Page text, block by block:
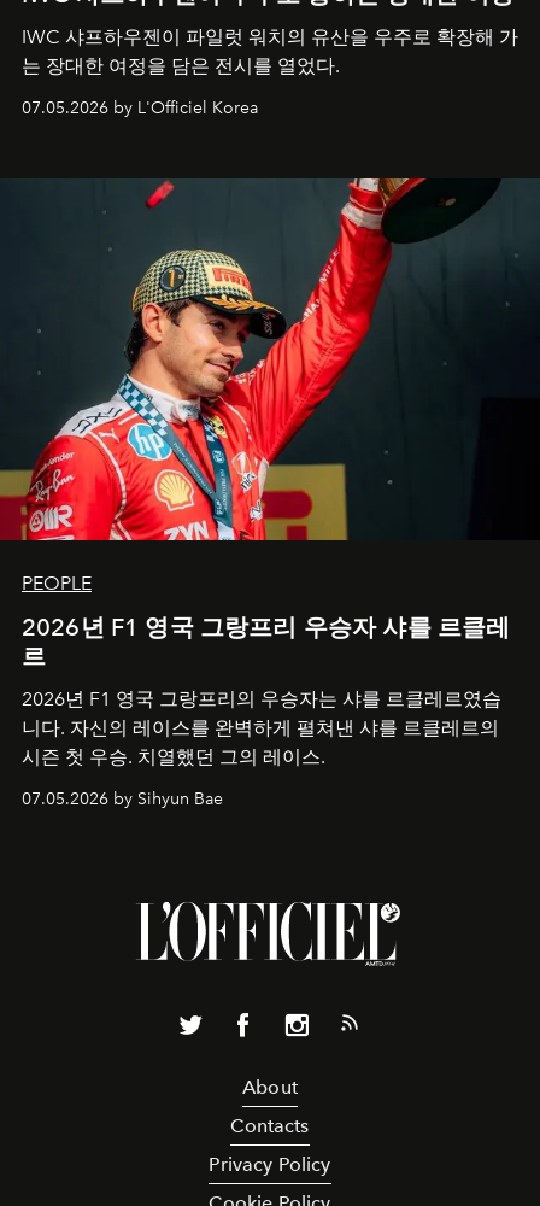
IWC 샤프하우젠이 파일럿 워치의 유산을 우주로 확장해 가
는 장대한 여정을 담은 전시를 열었다.
07.05.2026 by L'Officiel Korea
PEOPLE
2026년 F1 영국 그랑프리 우승자 샤를 르클레
르
2026년 F1 영국 그랑프리의 우승자는 샤를 르클레르였습
니다. 자신의 레이스를 완벽하게 펼쳐낸 샤를 르클레르의
시즌 첫 우승. 치열했던 그의 레이스.
07.05.2026 by Sihyun Bae
About
Contacts
Privacy Policy